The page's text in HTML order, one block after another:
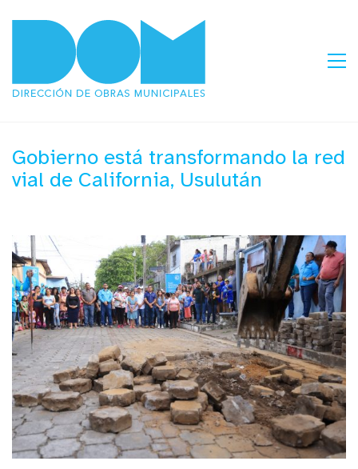
Gobierno está transformando la red
vial de California, Usulután